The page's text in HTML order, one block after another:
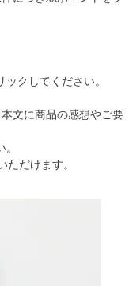
クしてください。
文に商品の感想やご要
だけます。